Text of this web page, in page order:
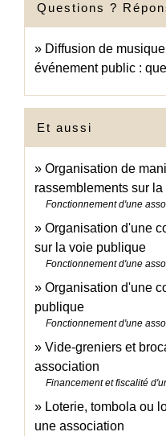
Questions ?
Diffusion de
événement public :
Et aussi
Organisation de
rassemblements sur
Fonctionnement d'une
Organisation d'une
sur la voie publique
Fonctionnement d'une
Organisation d'une
publique
Fonctionnement d'une
Vide-greniers et
association
Financement et fiscalité
Loterie, tombola ou
une association